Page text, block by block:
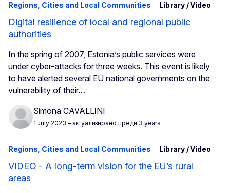
Regions, Cities and Local Communities Library / Video
Digital resilience of local and regional public
authorities
In the spring of 2007, Estonia’s public services were
under cyber-attacks for three weeks. This event is likely
to have alerted several EU national governments on the
vulnerability of their…
Simona CAVALLINI
1 July 2023 – актуализирано преди 3 years
Regions, Cities and Local Communities Library / Video
VIDEO - A long-term vision for the EU’s rural
areas